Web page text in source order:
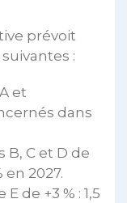
prévoit
:
et
dans
B, C et D de
en 2027.
de +3 % : 1,5